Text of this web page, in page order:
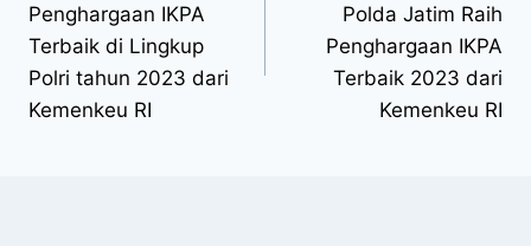
Penghargaan IKPA
Terbaik di Lingkup
Polri tahun 2023 dari
Kemenkeu RI
Polda Jatim Raih
Penghargaan IKPA
Terbaik 2023 dari
Kemenkeu RI